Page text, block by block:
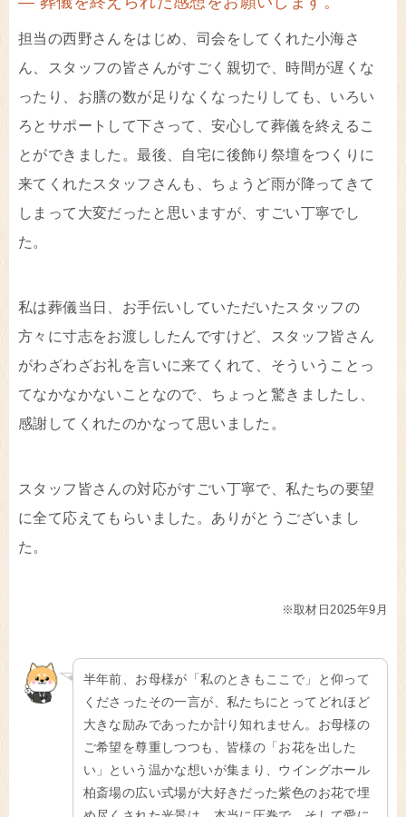
担当の西野さんをはじめ、司会をしてくれた小海さ
ん、スタッフの皆さんがすごく親切で、時間が遅くな
ったり、お膳の数が足りなくなったりしても、いろい
ろとサポートして下さって、安心して葬儀を終えるこ
とができました。最後、自宅に後飾り祭壇をつくりに
来てくれたスタッフさんも、ちょうど雨が降ってきて
しまって大変だったと思いますが、すごい丁寧でし
た。
私は葬儀当日、お手伝いしていただいたスタッフの
方々に寸志をお渡ししたんですけど、スタッフ皆さん
がわざわざお礼を言いに来てくれて、そういうことっ
てなかなかないことなので、ちょっと驚きましたし、
感謝してくれたのかなって思いました。
スタッフ皆さんの対応がすごい丁寧で、私たちの要望
に全て応えてもらいました。ありがとうございまし
た。
※取材日2025年9月
半年前、お母様が「私のときもここで」と仰って
くださったその一言が、私たちにとってどれほど
大きな励みであったか計り知れません。お母様の
ご希望を尊重しつつも、皆様の「お花を出した
い」という温かな想いが集まり、ウイングホール
柏斎場の広い式場が大好きだった紫色のお花で埋